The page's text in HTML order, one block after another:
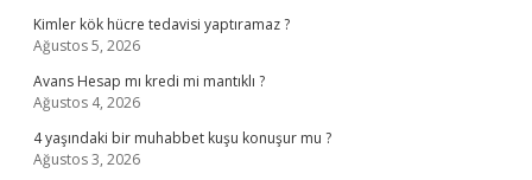
Kimler kök hücre tedavisi yaptıramaz ?
Ağustos 5, 2026
Avans Hesap mı kredi mi mantıklı ?
Ağustos 4, 2026
4 yaşındaki bir muhabbet kuşu konuşur mu ?
Ağustos 3, 2026